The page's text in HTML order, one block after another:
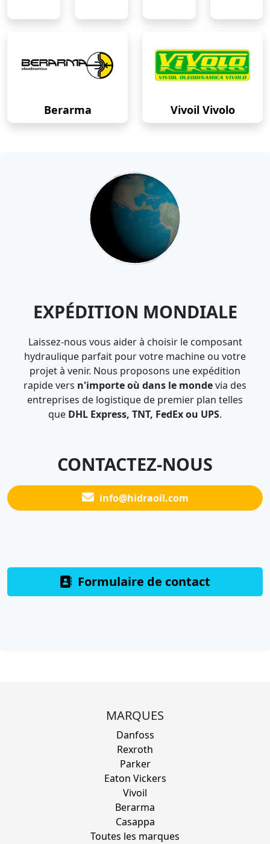
Berarma Vivoil Vivolo
EXPÉDITION MONDIALE
Laissez-nous vous aider à choisir le composant
hydraulique parfait pour votre machine ou votre
projet à venir. Nous proposons une expédition
rapide vers n'importe où dans le mondevia des
entreprises de logistique de premier plan telles
que DHL Express, TNT, FedEx ou UPS.
CONTACTEZ-NOUS
info@hidraoil.com
Formulaire de contact
MARQUES
Danfoss
Rexroth
Parker
Eaton Vickers
Vivoil
Berarma
Casappa
Toutes les marques